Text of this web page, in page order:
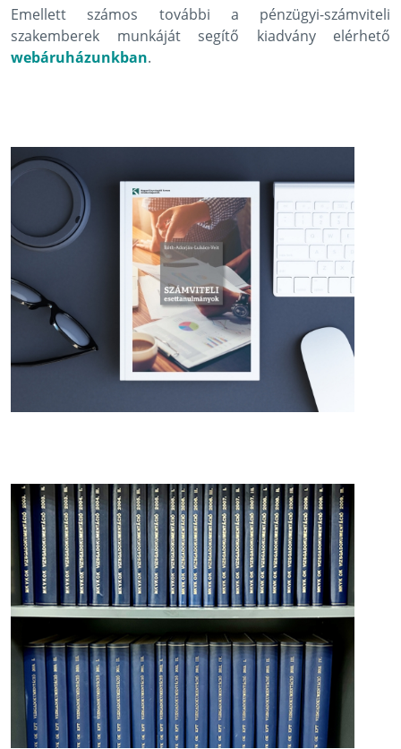
Emellett számos további a pénzügyi-számviteli
szakemberek munkáját segítő kiadvány elérhető
webáruházunkban.